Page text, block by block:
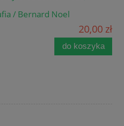
/ Bernard Noel
20,00 zł
do koszyka